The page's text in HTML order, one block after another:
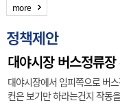
more
정책제안
대야시장 버스정류
대야시장에서 임피쪽으로 버
컨은 보기만 하라는건지 작동